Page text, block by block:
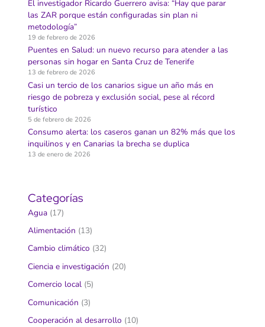
El investigador Ricardo Guerrero avisa: “Hay que parar
las ZAR porque están configuradas sin plan ni
metodología”
19 de febrero de 2026
Puentes en Salud: un nuevo recurso para atender a las
personas sin hogar en Santa Cruz de Tenerife
13 de febrero de 2026
Casi un tercio de los canarios sigue un año más en
riesgo de pobreza y exclusión social, pese al récord
turístico
5 de febrero de 2026
Consumo alerta: los caseros ganan un 82% más que los
inquilinos y en Canarias la brecha se duplica
13 de enero de 2026
Categorías
Agua (17)
Alimentación (13)
Cambio climático (32)
Ciencia e investigación (20)
Comercio local (5)
Comunicación (3)
Cooperación al desarrollo (10)